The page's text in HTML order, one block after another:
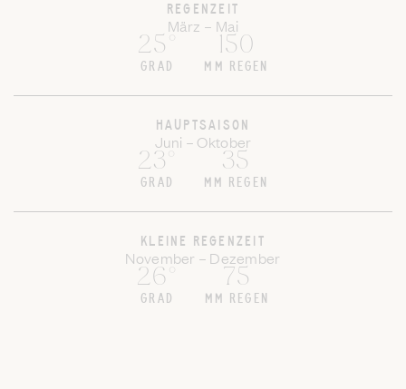
REGENZEIT
März – Mai
25°
GRAD
150
MM REGEN
HAUPTSAISON
Juni – Oktober
23°
GRAD
35
MM REGEN
KLEINE REGENZEIT
November – Dezember
26°
GRAD
75
MM REGEN